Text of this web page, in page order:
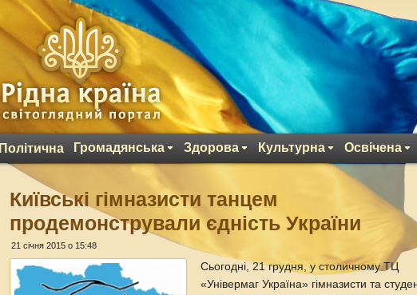
Політична Громадянська Здорова Культурна Освічена
Київські гімназисти танцем
продемонстрували єдність України
21 січня 2015 о 15:48
Сьогодні, 21 грудня, у столичному ТЦ
«Універмаг Україна» гімназисти та